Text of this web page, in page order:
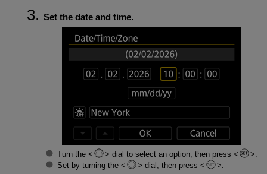
Set the date and time.
Turn the dial to select an option, then press
Set by turning the
dial, then press